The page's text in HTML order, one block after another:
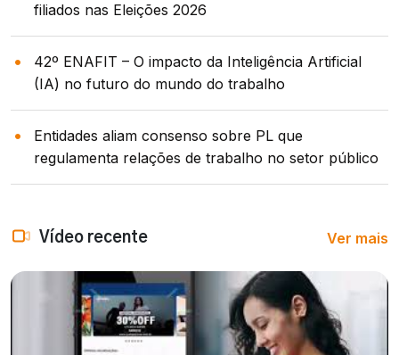
filiados nas Eleições 2026
42º ENAFIT – O impacto da Inteligência Artificial
(IA) no futuro do mundo do trabalho
Entidades aliam consenso sobre PL que
regulamenta relações de trabalho no setor público
Vídeo recente Ver mais